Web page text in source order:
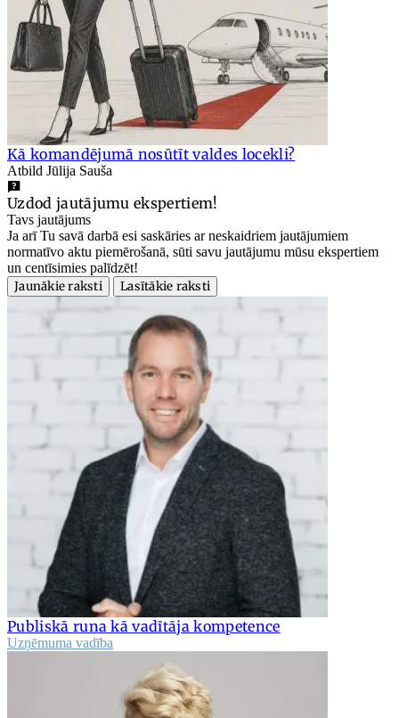
Kā komandējumā nosūtīt valdes locekli?
Atbild Jūlija Sauša
Uzdod jautājumu ekspertiem!
Tavs jautājums
Ja arī Tu savā darbā esi saskāries ar neskaidriem jautājumiem
normatīvo aktu piemērošanā, sūti savu jautājumu mūsu ekspertiem
un centīsimies palīdzēt!
Jaunākie raksti
Lasītākie raksti
Publiskā runa kā vadītāja kompetence
Uzņēmuma vadība